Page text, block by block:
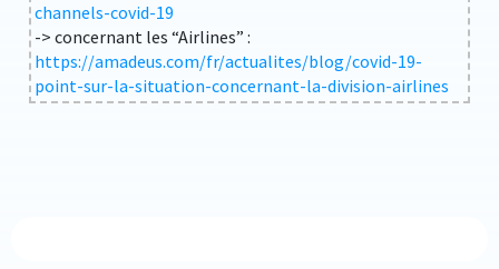
channels-covid-19
-> concernant les “Airlines” :
https://amadeus.com/fr/actualites/blog/covid-19-
point-sur-la-situation-concernant-la-division-airlines